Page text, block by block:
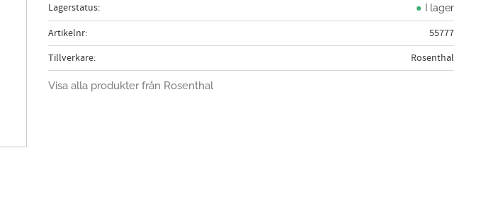
Lagerstatus I lager
Artikelnr
55777
Tillverkare
Rosenthal
Visa alla produkter från Rosenthal